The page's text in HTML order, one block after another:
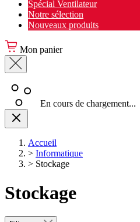
Spécial Ventilateur
Notre sélection
Nouveaux produits
Mon panier
En cours de chargement...
Accueil
> Informatique
> Stockage
Stockage